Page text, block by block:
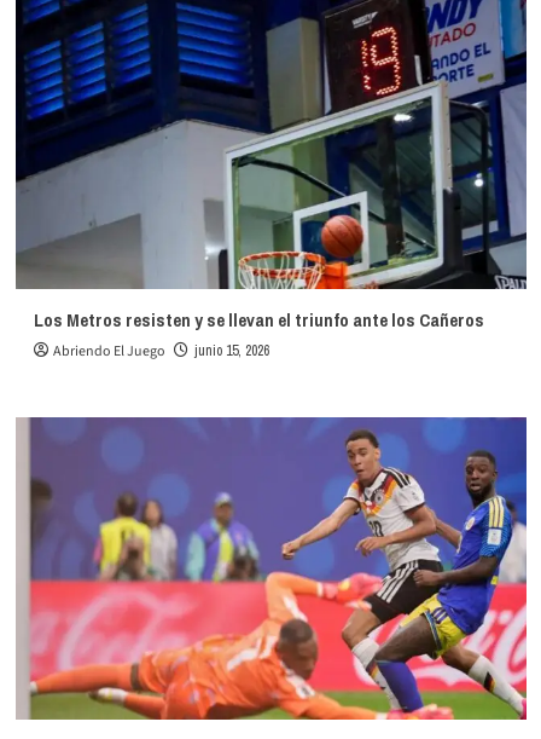
Los Metros resisten y se llevan el triunfo ante los Cañeros
Abriendo El Juego junio 15, 2026